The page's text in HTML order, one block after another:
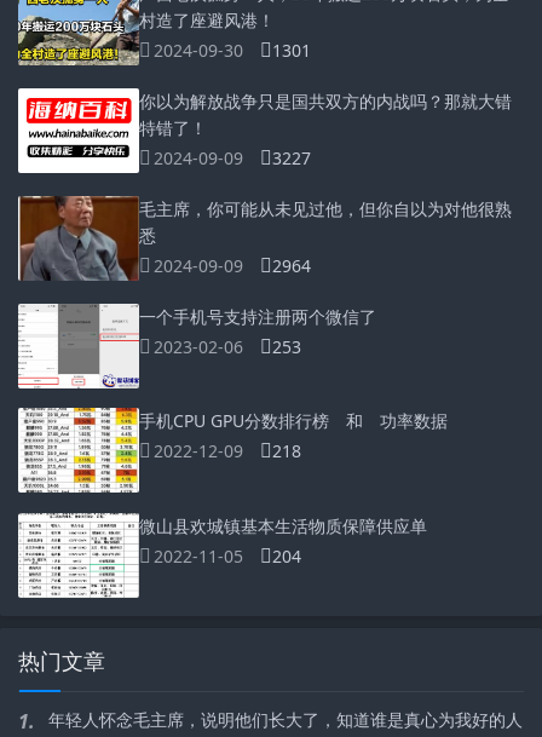
村造了座避风港！
2024-09-30
1301
你以为解放战争只是国共双方的内战吗？那就大错
特错了！
2024-09-09
3227
毛主席，你可能从未见过他，但你自以为对他很熟
悉
2024-09-09
2964
一个手机号支持注册两个微信了
2023-02-06
253
手机CPU GPU分数排行榜 和 功率数据
2022-12-09
218
微山县欢城镇基本生活物质保障供应单
2022-11-05
204
热门文章
1. 年轻人怀念毛主席，说明他们长大了，知道谁是真心为我好的人